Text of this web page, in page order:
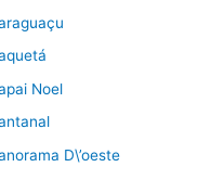
Noel
D\’oeste